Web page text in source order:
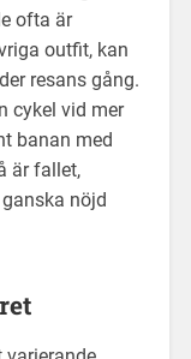
ofta är
outfit, kan
resans gång.
cykel vid mer
banan med
är fallet,
nöjd